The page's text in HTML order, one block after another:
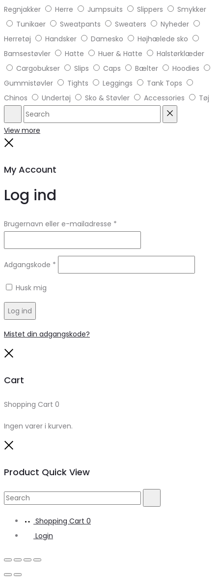
Regnjakker
Herre Jumpsuits Slippers
Smykker
Tunikaer
Sweatpants Sweaters
Nyheder
Herretøj
Handsker Damesko
Højhælede sko
Bamsestøvler
Hatte Huer & Hatte
Halstørklæder
Cargobukser
Slips Caps Bælter
Hoodies
Gummistøvler
Tights Leggings
Tank Tops
Chinos
Undertøj Sko & Støvler Accessories Tøj
Search
View more
My Account
Log ind
Brugernavn eller e-mailadresse *
Adgangskode *
Husk mig
Log ind
Mistet din adgangskode?
Cart
Shopping Cart 0
Ingen varer i kurven.
Product Quick View
Search
Shopping Cart 0
Login